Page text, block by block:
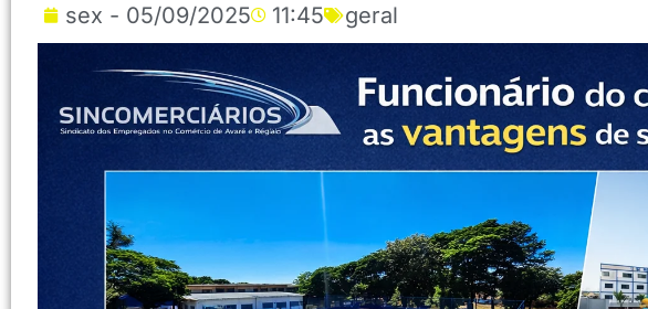
sex - 05/09/2025 11:45 geral